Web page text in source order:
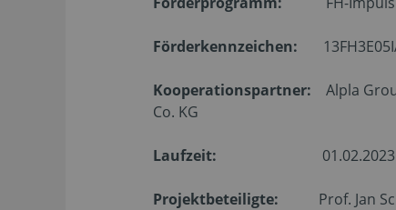
Förderkennzeichen:
Kooperationspartner: Alpla
Co. KG
Laufzeit: 01.02.2023 –
Projektbeteiligte: Prof. Jan